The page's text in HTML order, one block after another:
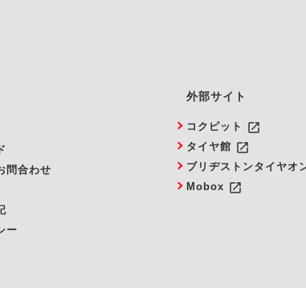
問合わせ
ー
外部サイト
コクピット launch
タイヤ館 launch
ブリヂストンタイヤオ
Mobox launch